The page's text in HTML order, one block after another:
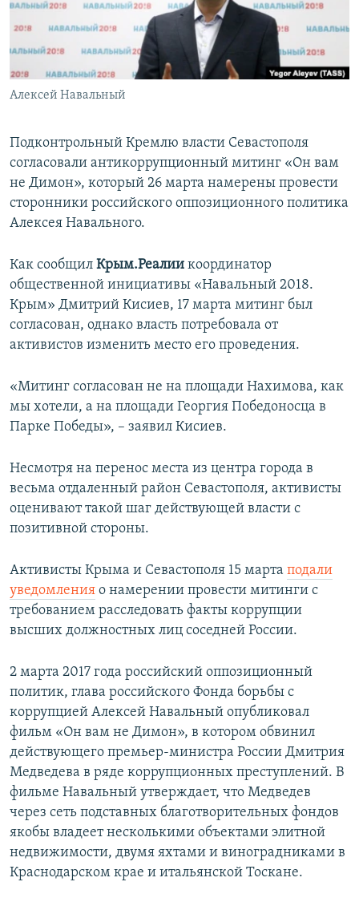
КРЫМ.НЕПОКОРЕННЫЙ
ELIFBE
УКРАИНСКАЯ ПРОБЛЕМА КРЫМА
Алексей Навальный
Подконтрольный Кремлю власти Севастополя
согласовали антикоррупционный митинг «Он вам
не Димон», который 26 марта намерены провести
сторонники российского оппозиционного политика
Алексея Навального.
Как сообщил Крым.Реалии координатор
общественной инициативы «Навальный 2018.
Крым» Дмитрий Кисиев, 17 марта митинг был
согласован, однако власть потребовала от
активистов изменить место его проведения.
«Митинг согласован не на площади Нахимова, как
мы хотели, а на площади Георгия Победоносца в
Парке Победы», – заявил Кисиев.
Несмотря на перенос места из центра города в
весьма отдаленный район Севастополя, активисты
оценивают такой шаг действующей власти с
позитивной стороны.
Активисты Крыма и Севастополя 15 марта подали
уведомления о намерении провести митинги с
требованием расследовать факты коррупции
высших должностных лиц соседней России.
2 марта 2017 года российский оппозиционный
политик, глава российского Фонда борьбы с
коррупцией Алексей Навальный опубликовал
фильм «Он вам не Димон», в котором обвинил
действующего премьер-министра России Дмитрия
Медведева в ряде коррупционных преступлений. В
фильме Навальный утверждает, что Медведев
через сеть подставных благотворительных фондов
якобы владеет несколькими объектами элитной
недвижимости, двумя яхтами и виноградниками в
Краснодарском крае и итальянской Тоскане.